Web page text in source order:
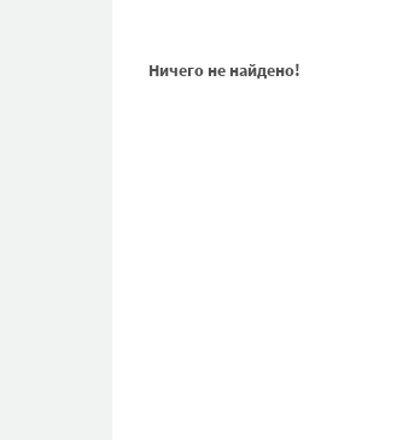
Ничего не найдено!